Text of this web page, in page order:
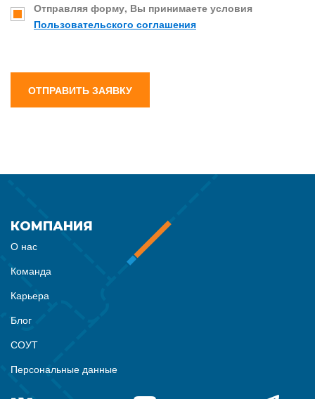
Отправляя форму, Вы принимаете условия
Пользовательского соглашения
ОТПРАВИТЬ ЗАЯВКУ
КОМПАНИЯ
О нас
Команда
Карьера
Блог
СОУТ
Персональные данные